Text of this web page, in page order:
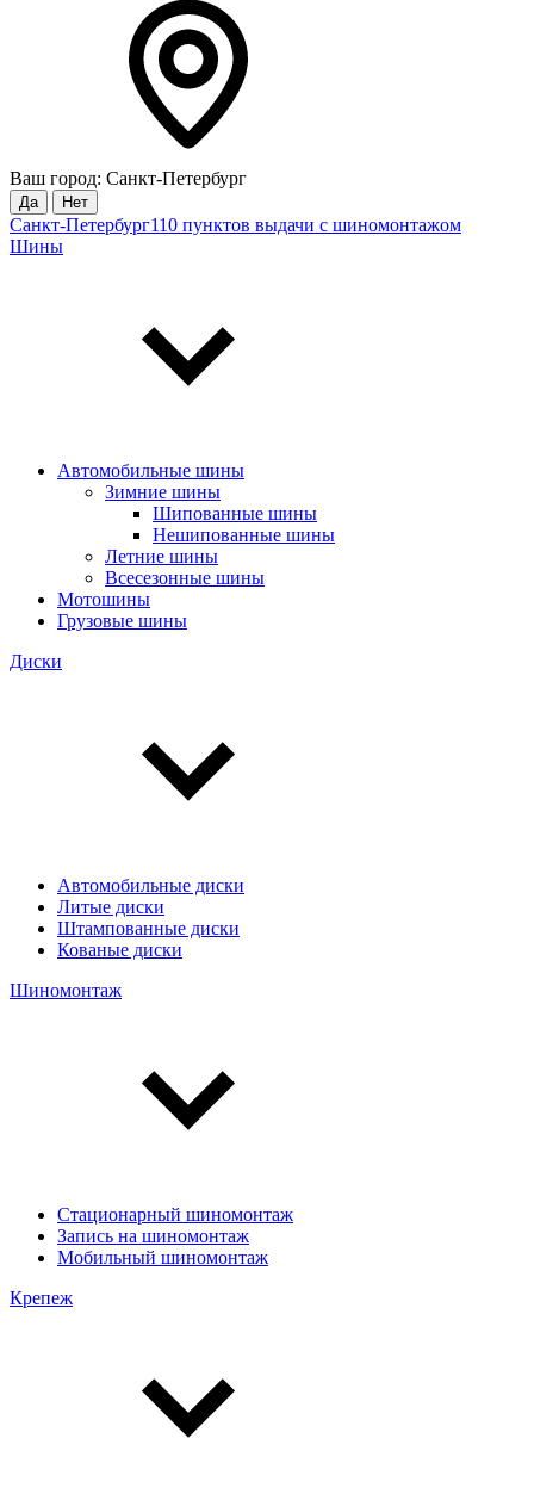
Ваш город: Санкт-Петербург
Да Нет
Санкт-Петербург110 пунктов выдачи с шиномонтажом
Шины
Автомобильные шины
Зимние шины
Шипованные шины
Нешипованные шины
Летние шины
Всесезонные шины
Мотошины
Грузовые шины
Диски
Автомобильные диски
Литые диски
Штампованные диски
Кованые диски
Шиномонтаж
Стационарный шиномонтаж
Запись на шиномонтаж
Мобильный шиномонтаж
Крепеж